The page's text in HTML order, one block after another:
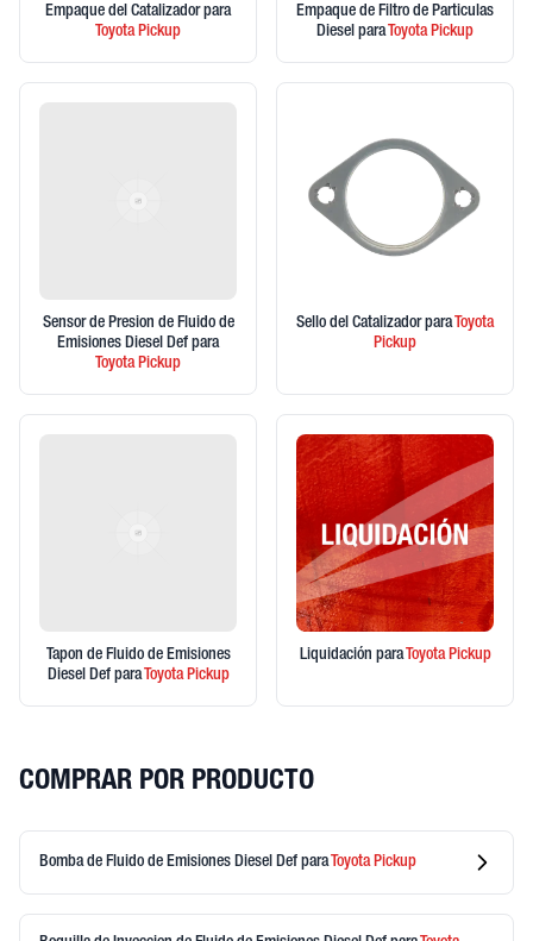
Empaque del Catalizador para
ToyotaPickup
Empaque de Filtro de Particulas
Diesel para ToyotaPickup
Sensor de Presion de Fluido de
Emisiones Diesel Def para
ToyotaPickup
Sello del Catalizador para Toyota
Pickup
Tapon de Fluido de Emisiones
Diesel Def para ToyotaPickup
Liquidación para ToyotaPickup
COMPRAR POR PRODUCTO
Bomba de Fluido de Emisiones Diesel Def paraToyotaPickup